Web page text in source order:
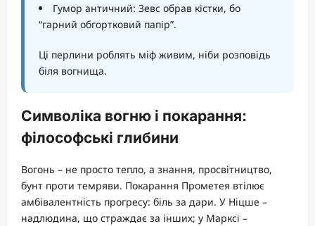
Гумор античний: Зевс обрав кістки, бо
“гарний обгортковий папір”.
Ці перлини роблять міф живим, ніби розповідь
біля вогнища.
Символіка вогню і покарання:
філософські глибини
Вогонь – не просто тепло, а знання, просвітництво,
бунт проти темряви. Покарання Прометея втілює
амбівалентність прогресу: біль за дари. У Ніцше –
надлюдина, що страждає за інших; у Марксі –